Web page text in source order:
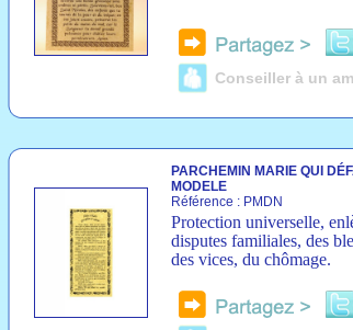
Conseiller à un
PARCHEMIN MARIE QUI
MODELE
Référence : PMDN
Protection universelle,
disputes familiales, des
des vices, du chômage.